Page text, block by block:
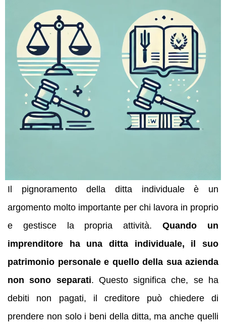
Il pignoramento della ditta individuale è un
argomento molto importante per chi lavora in proprio
e gestisce la propria attività.Quando un
imprenditore ha una ditta individuale, il suo
patrimonio personale e quello della sua azienda
non sono separati. Questo significa che, se ha
debiti non pagati, il creditore può chiedere di
prendere non solo i beni della ditta, ma anche quelli